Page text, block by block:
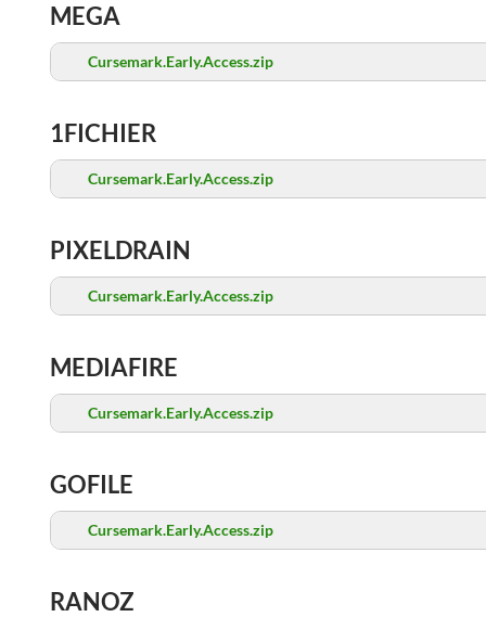
MEGA
Cursemark.Early.Access.zip
1FICHIER
Cursemark.Early.Access.zip
PIXELDRAIN
Cursemark.Early.Access.zip
MEDIAFIRE
Cursemark.Early.Access.zip
GOFILE
Cursemark.Early.Access.zip
RANOZ